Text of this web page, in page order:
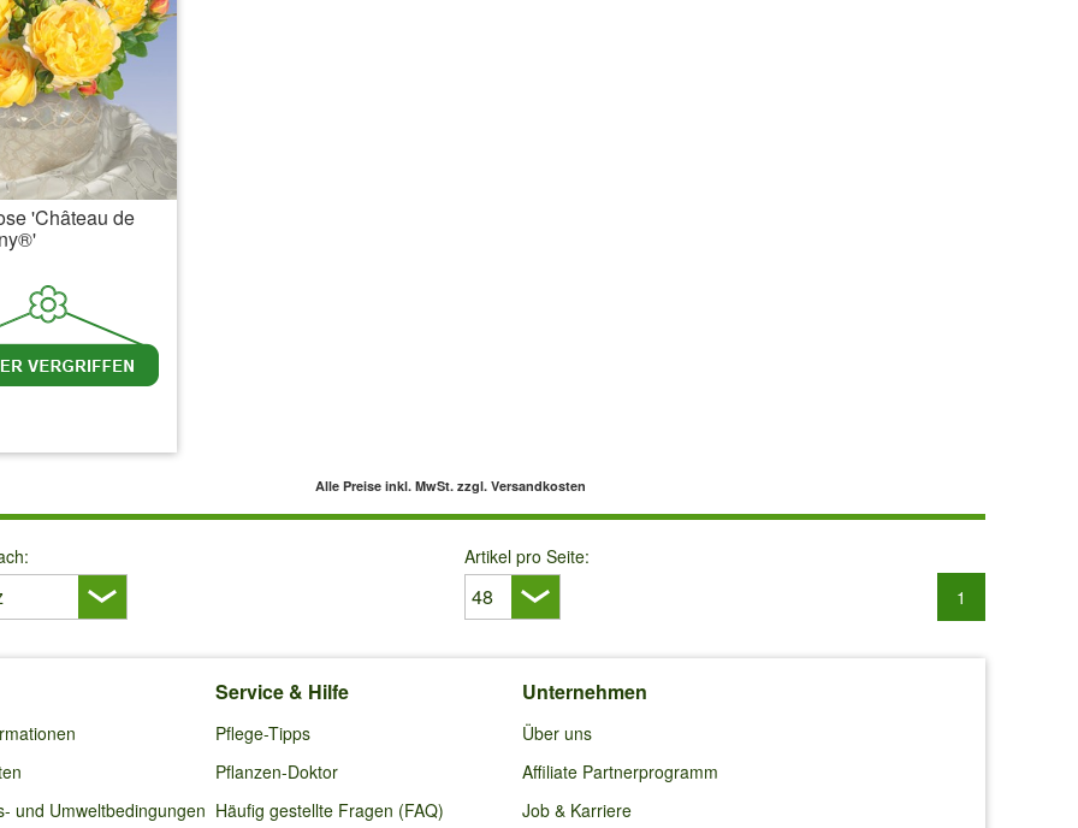
'Château de
Alle Preise inkl. MwSt. zzgl. Versandkosten
Artikel pro Seite:
1
und Umweltbedingungen
Service & Hilfe
Pflege-Tipps
Pflanzen-Doktor
Häufig gestellte Fragen (FAQ)
Unternehmen
Über uns
Affiliate Partnerprogramm
Job & Karriere